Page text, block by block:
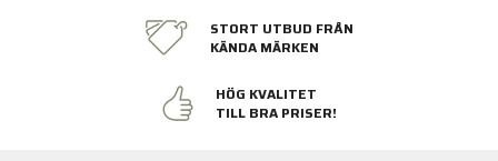
STORT UTBUD FRÅN
KÄNDA MÄRKEN
HÖG KVALITET
TILL BRA PRISER!